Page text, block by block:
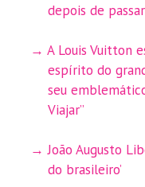
depois de
A Louis Vuitton
espírito do
seu
Viajar”
João Augusto
do brasileiro’